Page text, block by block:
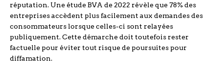
réputation. Une étude BVA de 2022 révèle que 78% des
entreprises accèdent plus facilement aux demandes des
consommateurs lorsque celles-ci sont relayées
publiquement. Cette démarche doit toutefois rester
factuelle pour éviter tout risque de poursuites pour
diffamation.